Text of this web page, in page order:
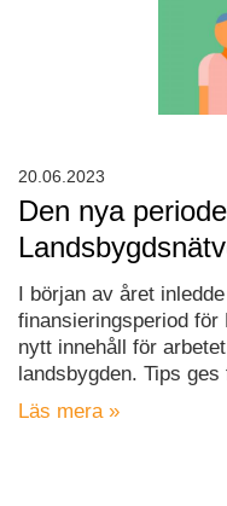
Den nya
I början av året
finansieringsperiod
nytt innehåll för
landsbygden. Tips
Läs mera »
20.06.2023